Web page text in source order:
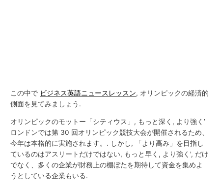
この中で ビジネス英語ニュースレッスン, オリンピックの経済的
側面を見てみましょう.
オリンピックのモットー「シティウス」, もっと深く, より強く’
ロンドンでは第 30 回オリンピック競技大会が開催されるため、
今年は本格的に実施されます。. しかし, 「より高み」を目指し
ているのはアスリートだけではない, もっと早く, より強く', だけ
でなく、多くの企業が財務上の棚ぼたを期待して資金を集めよ
うとしている企業もいる.